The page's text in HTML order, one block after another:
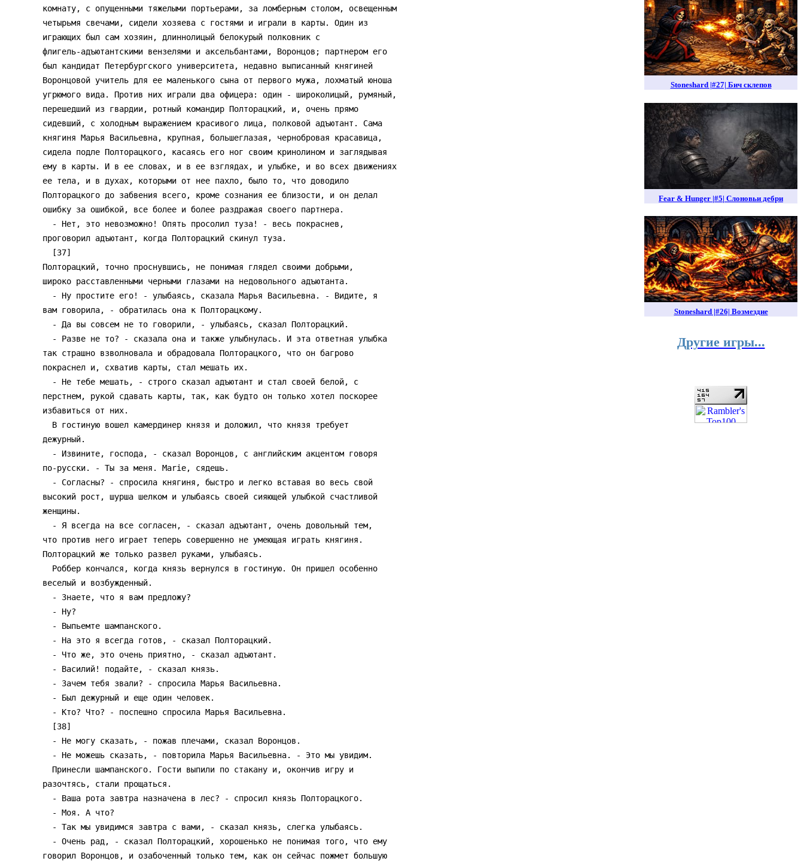
Stoneshard |#27| Бич склепов
Fear & Hunger |#5| Слоновьи дебри
Stoneshard |#26| Возмездие
Другие игры...